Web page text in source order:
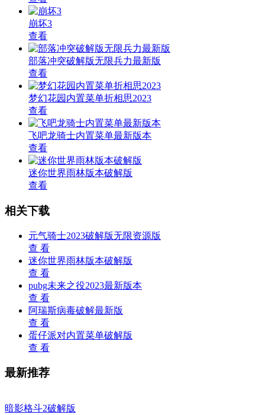
崩坏3
查看
部落冲突破解版无限兵力最新版
查看
梦幻花园内置菜单折相思2023
查看
飞吧龙骑士内置菜单最新版本
查看
迷你世界雨林版本破解版
查看
相关下载
元气骑士2023破解版无限资源版
查 看
迷你世界雨林版本破解版
查 看
pubg未来之役2023最新版本
查 看
阿瑞斯病毒破解最新版
查 看
蛋仔派对内置菜单破解版
查 看
最新推荐
暗影格斗2破解版